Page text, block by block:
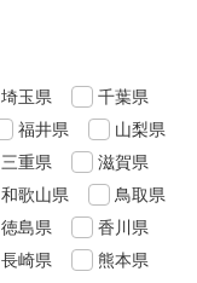
埼玉県
千葉県
福井県
山梨県
三重県
滋賀県
和歌山県
鳥取県
徳島県
香川県
長崎県
熊本県